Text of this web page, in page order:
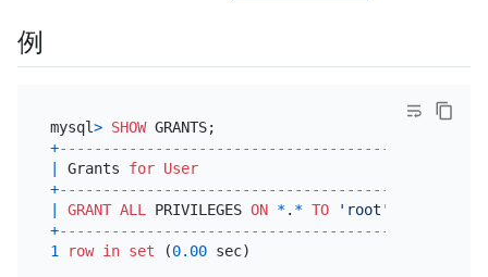
例
mysql> SHOW
+-------------------------------------------+
Grants for User
+-------------------------------------------+
GRANT ALL PRIVILEGES ON *. * TO 'root'
+-------------------------------------------+
1
row in set (0.00 sec)